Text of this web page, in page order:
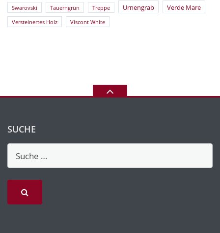
Swarovski Tauerngrün Treppe Urnengrab Verde Mare
Versteinertes Holz Viscont White
SUCHE